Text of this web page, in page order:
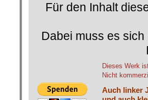
Für den Inhalt
Dabei muss es
Dieses Werk
Nicht
Auch linker